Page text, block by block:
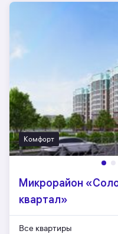
Комфорт
Микрорайон
квартал»
Все квартиры